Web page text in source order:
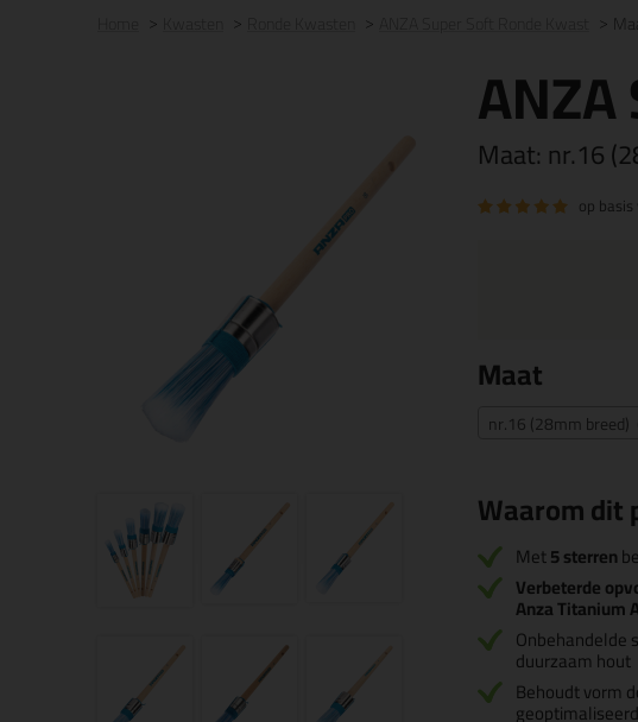
Maat: nr.16
op basis
Maat
nr.16 (28mm breed)
Waarom dit
Met5 sterren
Verbeterde
Anza Titanium
Onbehandelde
duurzaam hout
Behoudt vorm